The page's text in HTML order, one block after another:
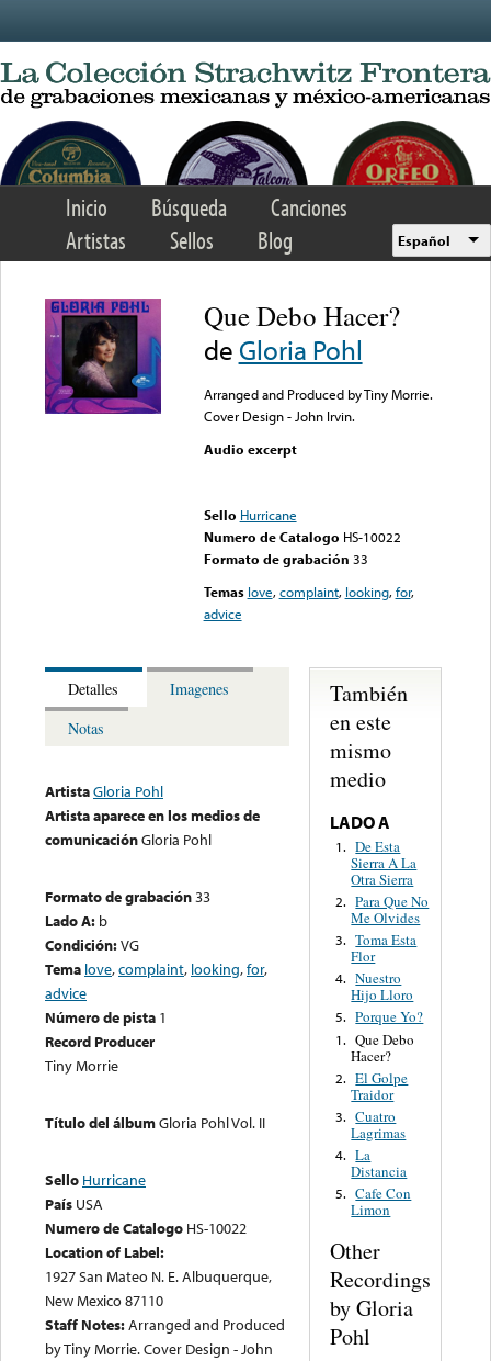
Inicio Búsqueda
Canciones
Artistas
Sellos Blog Español
Que Debo Hacer?
de Gloria Pohl
Arranged and Produced by Tiny Morrie.
Cover Design - John Irvin.
Audio excerpt
Sello Hurricane
Numero de Catalogo HS-10022
Formato de grabación 33
Temas love,complaint, looking,for,
advice
Detalles
Imagenes
Notas
ArtistaGloria Pohl
Artista aparece en los medios de
comunicaciónGloria Pohl
Formato de grabación33
Lado A: b
Condición:VG
Tema love,complaint, looking,for,
advice
Número de pista 1
Record Producer
Tiny Morrie
Título del álbumGloria Pohl Vol. II
Sello Hurricane
País USA
Numero de Catalogo HS-10022
Location of Label:
1927 San Mateo N. E. Albuquerque,
New Mexico 87110
Staff Notes:Arranged and Produced
by Tiny Morrie. Cover Design - John
También
en este
mismo
medio
LADO A
1. De Esta
Sierra A La
Otra Sierra
2. Para Que No
Me Olvides
3. Toma Esta
Flor
4. Nuestro
Hijo Lloro
5. Porque Yo?
1. Que Debo
Hacer?
2. El Golpe
Traidor
3. Cuatro
Lagrimas
4. La
Distancia
5. Cafe Con
Limon
Other
Recordings
by Gloria
Pohl